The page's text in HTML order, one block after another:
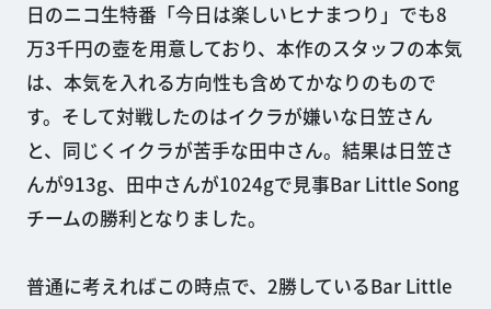
日のニコ生特番「今日は楽しいヒナまつり」でも8
万3千円の壺を用意しており、本作のスタッフの本気
は、本気を入れる方向性も含めてかなりのもので
す。そして対戦したのはイクラが嫌いな日笠さん
と、同じくイクラが苦手な田中さん。結果は日笠さ
んが913g、田中さんが1024gで見事Bar Little Song
チームの勝利となりました。
普通に考えればこの時点で、2勝しているBar Little